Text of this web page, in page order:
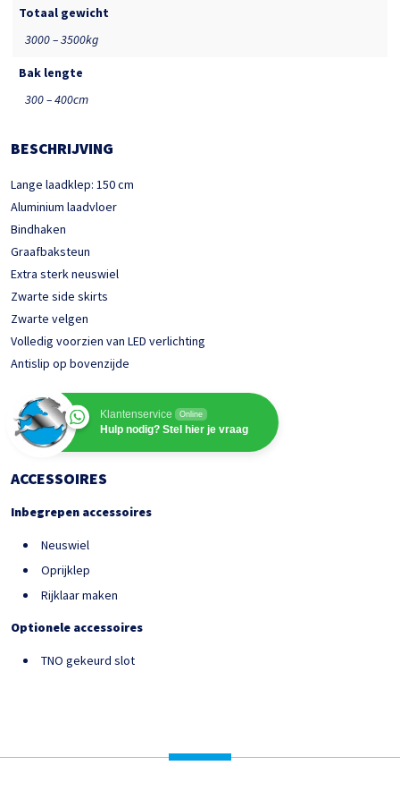
Totaal gewicht
3000 – 3500kg
Bak lengte
300 – 400cm
BESCHRIJVING
Lange laadklep: 150 cm
Aluminium laadvloer
Bindhaken
Graafbaksteun
Extra sterk neuswiel
Zwarte side skirts
Zwarte velgen
Volledig voorzien van LED verlichting
Antislip op bovenzijde
Klantenservice Online
Hulp nodig? Stel hier je vraag
ACCESSOIRES
Inbegrepen accessoires
Neuswiel
Oprijklep
Rijklaar maken
Optionele accessoires
TNO gekeurd slot